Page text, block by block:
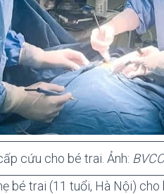
cứu cho bé trai. Ảnh:
bé trai (11 tuổi, Hà Nội)